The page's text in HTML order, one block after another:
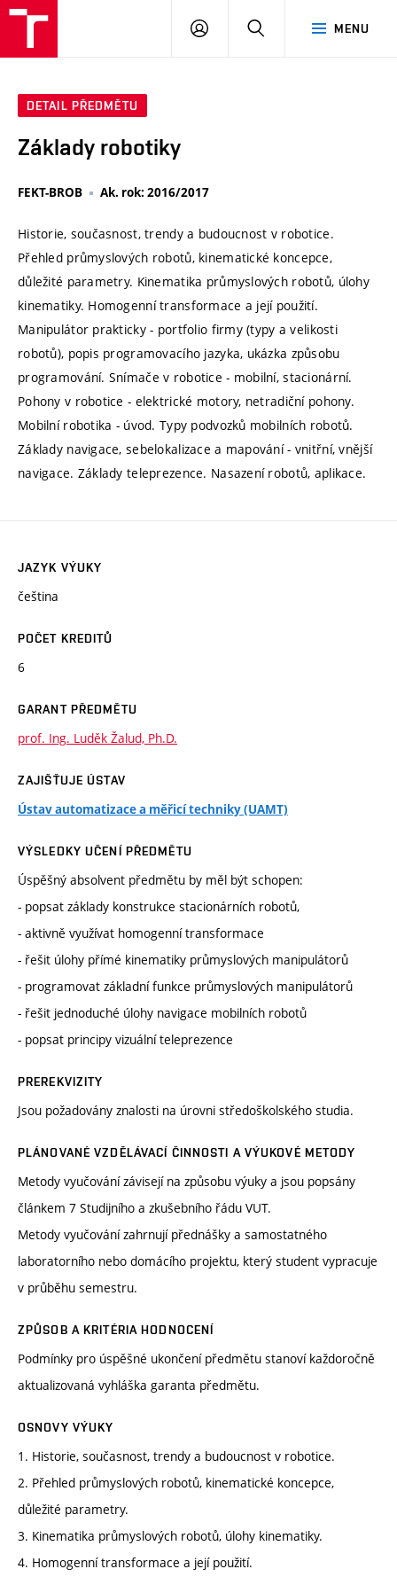
MENU
PŘIHLÁSIT
DETAIL PŘEDMĚTU
Základy robotiky
FEKT-BROB Ak. rok: 2016/2017
Historie, současnost, trendy a budoucnost v robotice.
Přehled průmyslových robotů, kinematické koncepce,
důležité parametry. Kinematika průmyslových robotů, úlohy
kinematiky. Homogenní transformace a její použití.
Manipulátor prakticky - portfolio firmy (typy a velikosti
robotů), popis programovacího jazyka, ukázka způsobu
programování. Snímače v robotice - mobilní, stacionární.
Pohony v robotice - elektrické motory, netradiční pohony.
Mobilní robotika - úvod. Typy podvozků mobilních robotů.
Základy navigace, sebelokalizace a mapování - vnitřní, vnější
navigace. Základy teleprezence. Nasazení robotů, aplikace.
JAZYK VÝUKY
čeština
POČET KREDITŮ
6
GARANT PŘEDMĚTU
prof. Ing. Luděk Žalud, Ph.D.
ZAJIŠŤUJE ÚSTAV
Ústav automatizace a měřicí techniky (UAMT)
VÝSLEDKY UČENÍ PŘEDMĚTU
Úspěšný absolvent předmětu by měl být schopen:
- popsat základy konstrukce stacionárních robotů,
- aktivně využívat homogenní transformace
- řešit úlohy přímé kinematiky průmyslových manipulátorů
- programovat základní funkce průmyslových manipulátorů
- řešit jednoduché úlohy navigace mobilních robotů
- popsat principy vizuální teleprezence
PREREKVIZITY
Jsou požadovány znalosti na úrovni středoškolského studia.
PLÁNOVANÉ VZDĚLÁVACÍ ČINNOSTI A VÝUKOVÉ METODY
Metody vyučování závisejí na způsobu výuky a jsou popsány
článkem 7 Studijního a zkušebního řádu VUT.
Metody vyučování zahrnují přednášky a samostatného
laboratorního nebo domácího projektu, který student vypracuje
v průběhu semestru.
ZPŮSOB A KRITÉRIA HODNOCENÍ
Podmínky pro úspěšné ukončení předmětu stanoví každoročně
aktualizovaná vyhláška garanta předmětu.
OSNOVY VÝUKY
1. Historie, současnost, trendy a budoucnost v robotice.
2. Přehled průmyslových robotů, kinematické koncepce,
důležité parametry.
3. Kinematika průmyslových robotů, úlohy kinematiky.
4. Homogenní transformace a její použití.